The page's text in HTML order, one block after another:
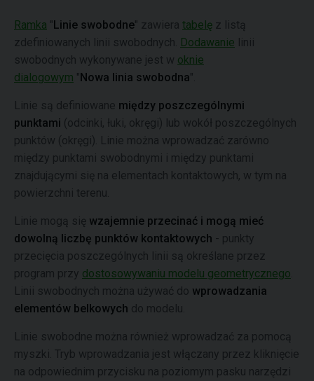
Ramka "Linie swobodne" zawiera tabelę z listą
zdefiniowanych linii swobodnych. Dodawanie linii
swobodnych wykonywane jest w oknie
dialogowym "Nowa linia swobodna".
Linie są definiowane między poszczególnymi
punktami (odcinki, łuki, okręgi) lub wokół poszczególnych
punktów (okręgi). Linie można wprowadzać zarówno
między punktami swobodnymi i między punktami
znajdującymi się na elementach kontaktowych, w tym na
powierzchni terenu.
Linie mogą się wzajemnie przecinać i mogą mieć
dowolną liczbę punktów kontaktowych - punkty
przecięcia poszczególnych linii są określane przez
program przy dostosowywaniu modelu geometrycznego
Linii swobodnych można używać do wprowadzania
elementów belkowych do modelu.
Linie swobodne można również wprowadzać za pomocą
myszki. Tryb wprowadzania jest włączany przez kliknięcie
na odpowiednim przycisku na poziomym pasku narzędzi